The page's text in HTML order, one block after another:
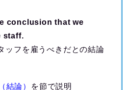
conclusion that we
staff.
ッフを雇うべきだとの結論
結論） を節で説明